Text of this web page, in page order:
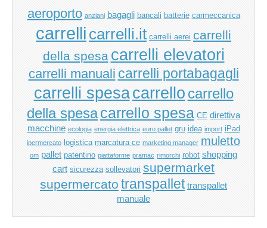
aeroporto anziani bagagli bancali batterie carmeccanica
carrelli carrelli.it carrelli aerei carrelli
della spesa carrelli elevatori
carrelli manuali carrelli portabagagli
carrelli spesacarrello carrello
della spesacarrello spesa CE direttiva
macchine ecologia energia elettrica euro pallet gru idea import iPad
ipermercato logistica marcatura ce marketing manager muletto
om pallet patentino piattaforme pramac rimorchi robot shopping
cart sicurezza sollevatori supermarket
supermercato transpallet transpallet
manuale